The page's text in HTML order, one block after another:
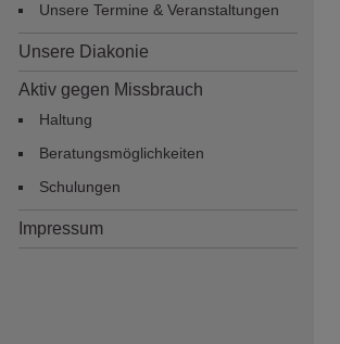
Unsere Termine & Veranstaltungen
Unsere Diakonie
Aktiv gegen Missbrauch
Haltung
Beratungsmöglichkeiten
Schulungen
Impressum